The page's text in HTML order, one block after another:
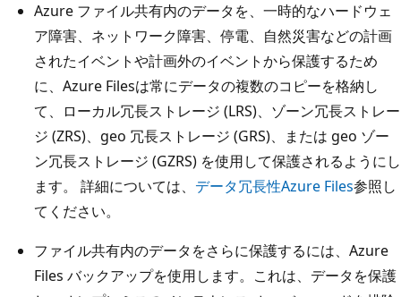
Azure ファイル共有内のデータを、一時的なハードウェ
ア障害、ネットワーク障害、停電、自然災害などの計画
されたイベントや計画外のイベントから保護するため
に、Azure Filesは常にデータの複数のコピーを格納し
て、ローカル冗長ストレージ (LRS)、ゾーン冗長ストレー
ジ (ZRS)、geo 冗長ストレージ (GRS)、または geo ゾー
ン冗長ストレージ (GZRS) を使用して保護されるようにし
ます。 詳細については、 データ冗長性Azure Files参照し
てください。
ファイル共有内のデータをさらに保護するには、Azure
Files バックアップを使用します。これは、データを保護